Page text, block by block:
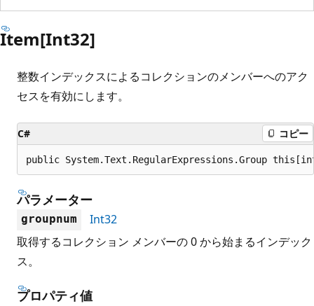
Item[Int32]
整数インデックスによるコレクションのメンバーへのアク
セスを有効にします。
C# コピー
public System.Text.RegularExpressions.Group
パラメーター
groupnum
Int32
取得するコレクション メンバーの 0 から始まるインデック
ス。
プロパティ値